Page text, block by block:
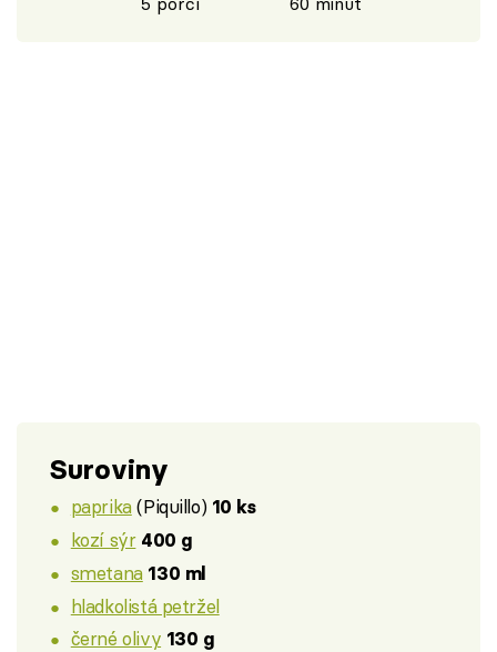
Suroviny
paprika(Piquillo) 10 ks
kozí sýr 400 g
smetana 130 ml
hladkolistá petržel
černé olivy 130 g